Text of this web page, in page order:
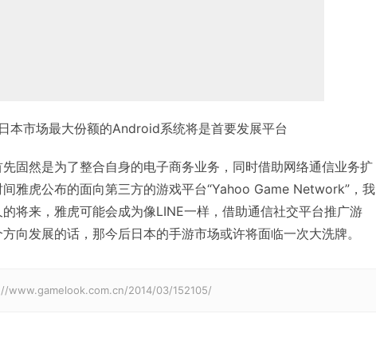
本市场最大份额的Android系统将是首要发展平台
固然是为了整合自身的电子商务业务，同时借助网络通信业务扩
雅虎公布的面向第三方的游戏平台“Yahoo Game Network”，我
将来，雅虎可能会成为像LINE一样，借助通信社交平台推广游
向发展的话，那今后日本的手游市场或许将面临一次大洗牌。
www.gamelook.com.cn/2014/03/152105/